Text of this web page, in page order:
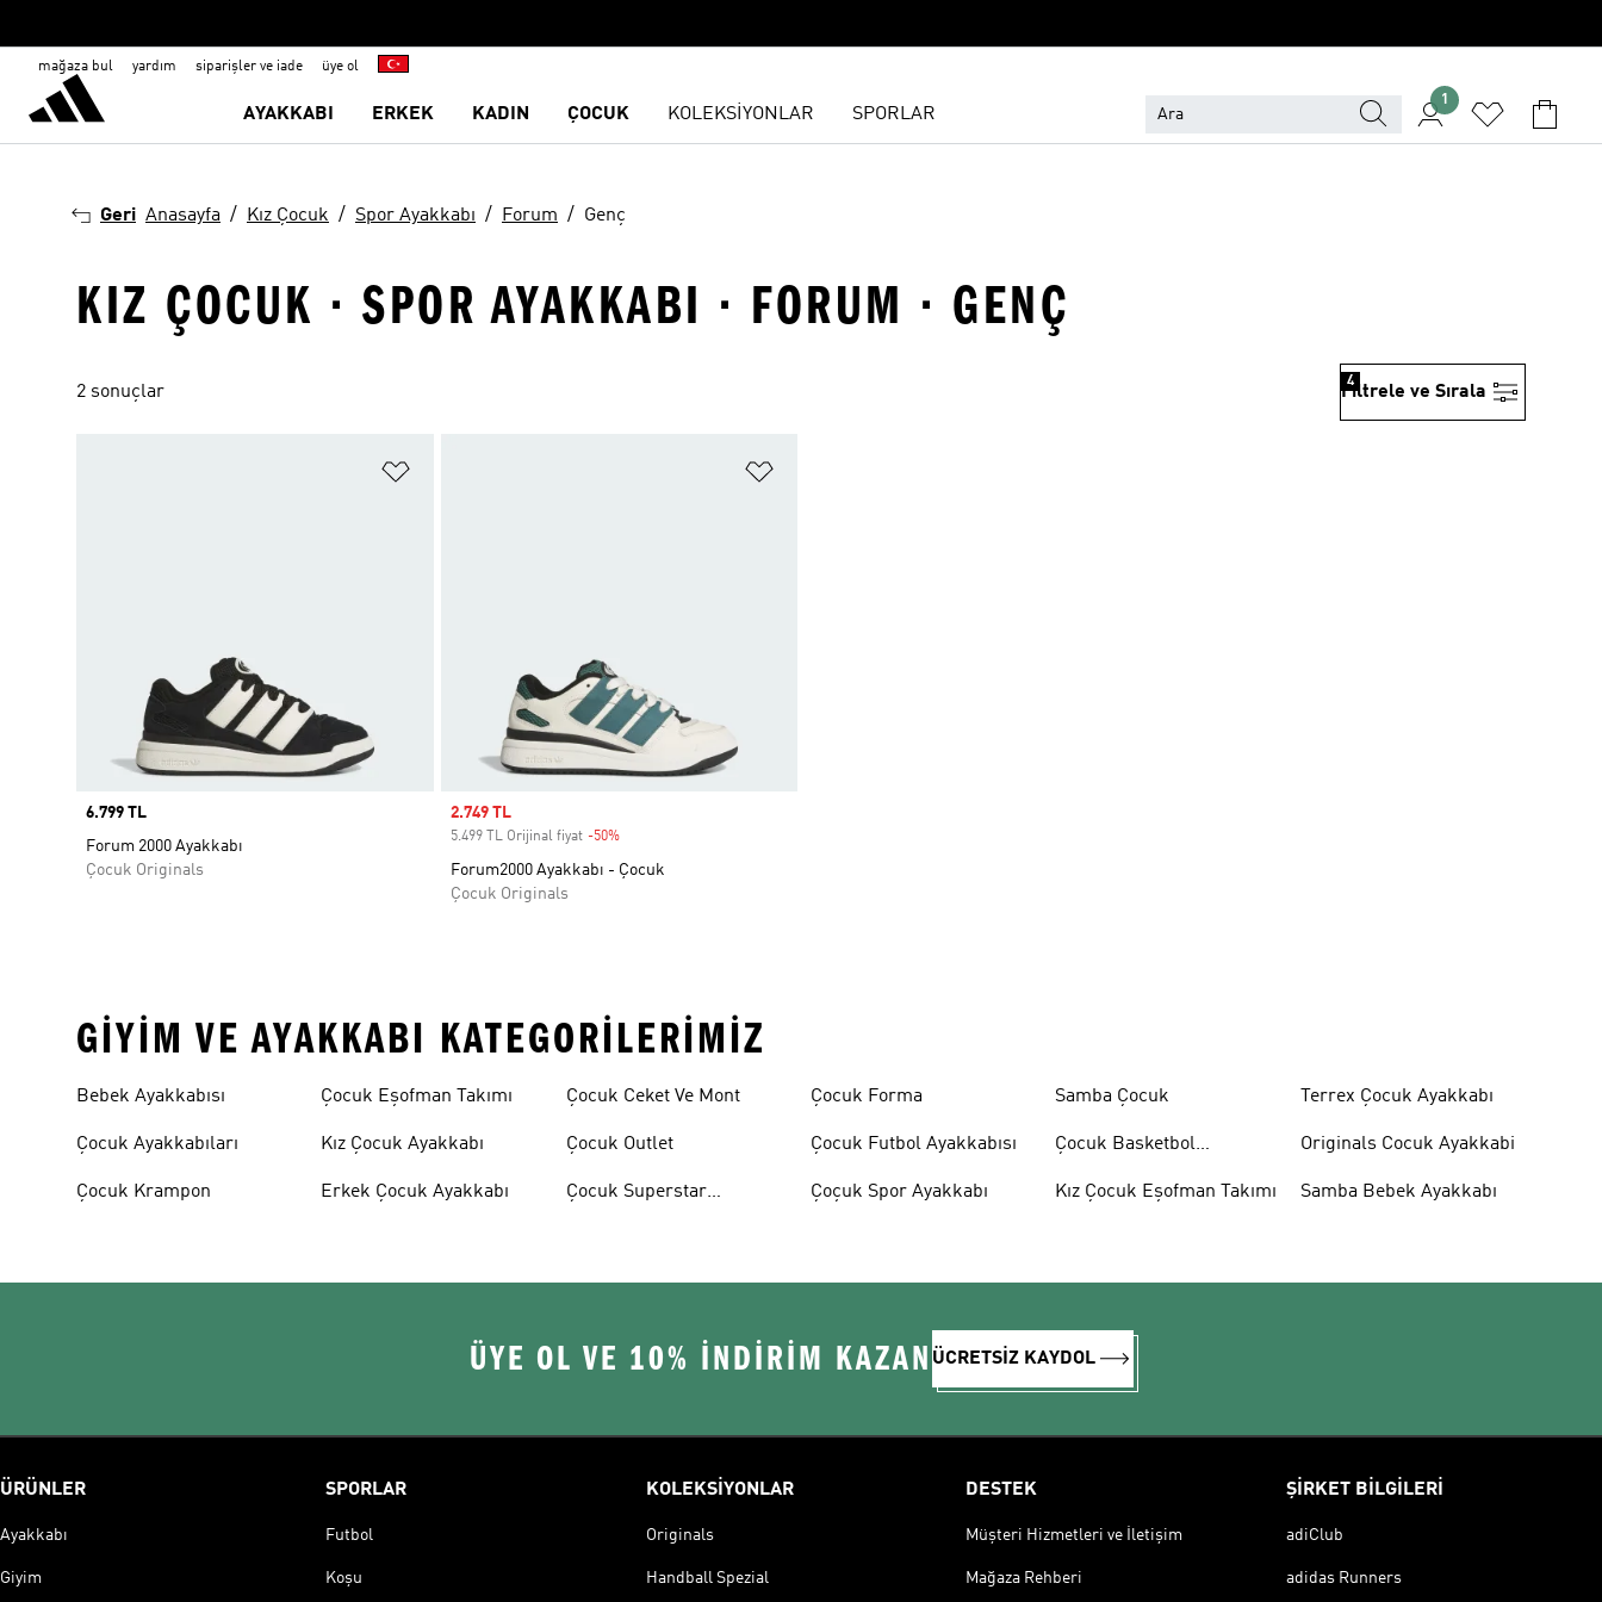
mağaza bul yardım siparişler ve iade üye ol
AYAKKABI ERKEK KADIN ÇOCUK KOLEKSİYONLAR SPORLAR
1
Geri Anasayfa Kız Çocuk Spor Ayakkabı Forum Genç
KIZ ÇOCUK · SPOR AYAKKABI · FORUM · GENÇ
2 sonuçlar Filtrele ve Sırala
4
Price
6.799 TL
Forum 2000 Ayakkabı
Çocuk Originals
Sale price
2.749 TL
5.499 TL Orijinal fiyat -50%Discount
Forum2000 Ayakkabı - Çocuk
Çocuk Originals
GIYIM VE AYAKKABI KATEGORILERIMIZ
Bebek Ayakkabısı
Çocuk Ayakkabıları
Çocuk Krampon
Çocuk Eşofman Takımı
Kız Çocuk Ayakkabı
Erkek Çocuk Ayakkabı
Çocuk Ceket Ve Mont
Çocuk Outlet
Çocuk Superstar
Çocuk Forma
Çocuk Futbol Ayakkabısı
Çoçuk Spor Ayakkabı
Samba Çocuk
Çocuk Basketbol
Kız Çocuk Eşofman Takımı
Terrex Çocuk Ayakkabı
Originals Cocuk Ayakkabi
Samba Bebek Ayakkabı
ÜYE OL VE 10% İNDİRİM KAZAN ÜCRETSİZ KAYDOL
ÜRÜNLER
Ayakkabı
Giyim
SPORLAR
Futbol
Koşu
KOLEKSİYONLAR
Originals
Handball Spezial
DESTEK
Müşteri Hizmetleri ve İletişim
Mağaza Rehberi
ŞİRKET BİLGİLERİ
adiClub
adidas Runners